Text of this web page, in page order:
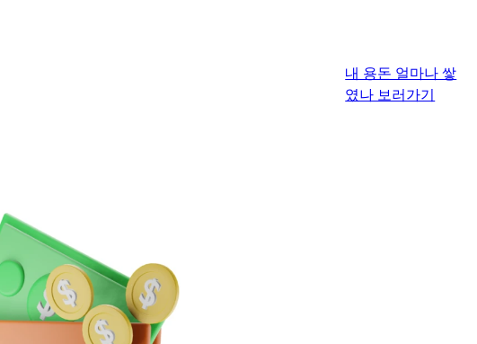
내 용돈 얼마나 쌓
였나 보러가기